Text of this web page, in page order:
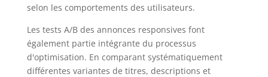
selon les comportements des utilisateurs.
Les tests A/B des annonces responsives font
également partie intégrante du processus
d'optimisation. En comparant systématiquement
différentes variantes de titres, descriptions et